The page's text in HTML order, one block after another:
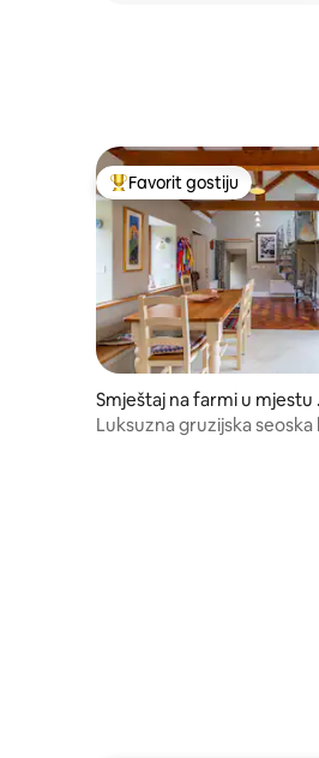
Glavni favorit gostiju
Favorit gostiju
Smještaj na farmi u mjestu
aingean
Luksuzna gruzijska seoska